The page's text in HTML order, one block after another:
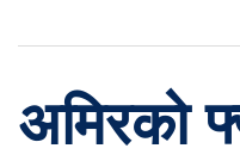
अमिरको